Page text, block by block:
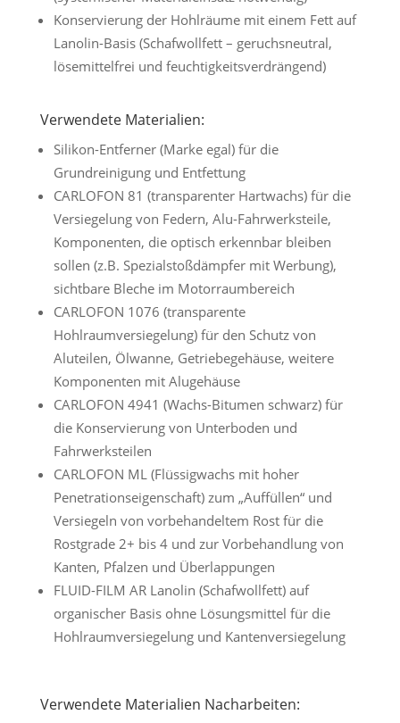
Konservierung der Hohlräume mit einem Fett auf
Lanolin-Basis (Schafwollfett – geruchsneutral,
lösemittelfrei und feuchtigkeitsverdrängend)
Verwendete Materialien:
Silikon-Entferner (Marke egal) für die
Grundreinigung und Entfettung
CARLOFON 81 (transparenter Hartwachs) für die
Versiegelung von Federn, Alu-Fahrwerksteile,
Komponenten, die optisch erkennbar bleiben
sollen (z.B. Spezialstoßdämpfer mit Werbung),
sichtbare Bleche im Motorraumbereich
CARLOFON 1076 (transparente
Hohlraumversiegelung) für den Schutz von
Aluteilen, Ölwanne, Getriebegehäuse, weitere
Komponenten mit Alugehäuse
CARLOFON 4941 (Wachs-Bitumen schwarz) für
die Konservierung von Unterboden und
Fahrwerksteilen
CARLOFON ML (Flüssigwachs mit hoher
Penetrationseigenschaft) zum „Auffüllen“ und
Versiegeln von vorbehandeltem Rost für die
Rostgrade 2+ bis 4 und zur Vorbehandlung von
Kanten, Pfalzen und Überlappungen
FLUID-FILM AR Lanolin (Schafwollfett) auf
organischer Basis ohne Lösungsmittel für die
Hohlraumversiegelung und Kantenversiegelung
Verwendete Materialien Nacharbeiten: